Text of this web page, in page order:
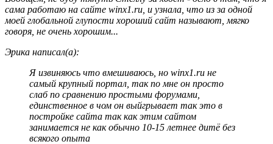
сама работаю на сайте winx1.ru, и узнала, что из за одной
моей глобальной глупости хороший сайт называют, мягко
говоря, не очень хорошим...
Эрика написал(а):
Я извиняюсь что вмешиваюсь, но winx1.ru не
самый крупный портал, так по мне он просто
слаб по сравнению простыми форумами,
единственное в чом он выйгрывает так это в
постройке сайта так как этим сайтом
занимается не как обычно 10-15 летнее дитё без
всякого опыта